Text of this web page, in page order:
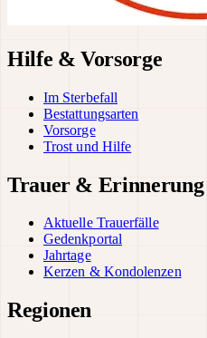
Hilfe & Vorsorge
Im Sterbefall
Bestattungsarten
Vorsorge
Trost und Hilfe
Trauer & Erinnerung
Aktuelle Trauerfälle
Gedenkportal
Jahrtage
Kerzen & Kondolenzen
Regionen